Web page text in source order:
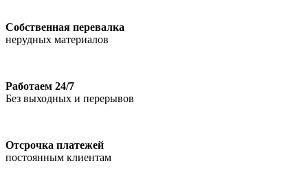
Собственная перевалка
нерудных материалов
Работаем 24/7
Без выходных и перерывов
Отсрочка платежей
постоянным клиентам